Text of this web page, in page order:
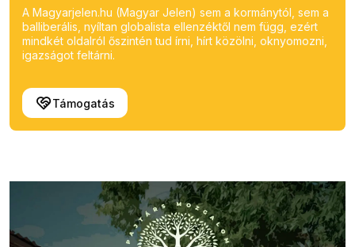
A Magyarjelen.hu (Magyar Jelen) sem a kormánytól, sem a
balliberális, nyíltan globalista ellenzéktől nem függ, ezért
mindkét oldalról őszintén tud írni, hírt közölni, oknyomozni,
igazságot feltárni.
Támogatás